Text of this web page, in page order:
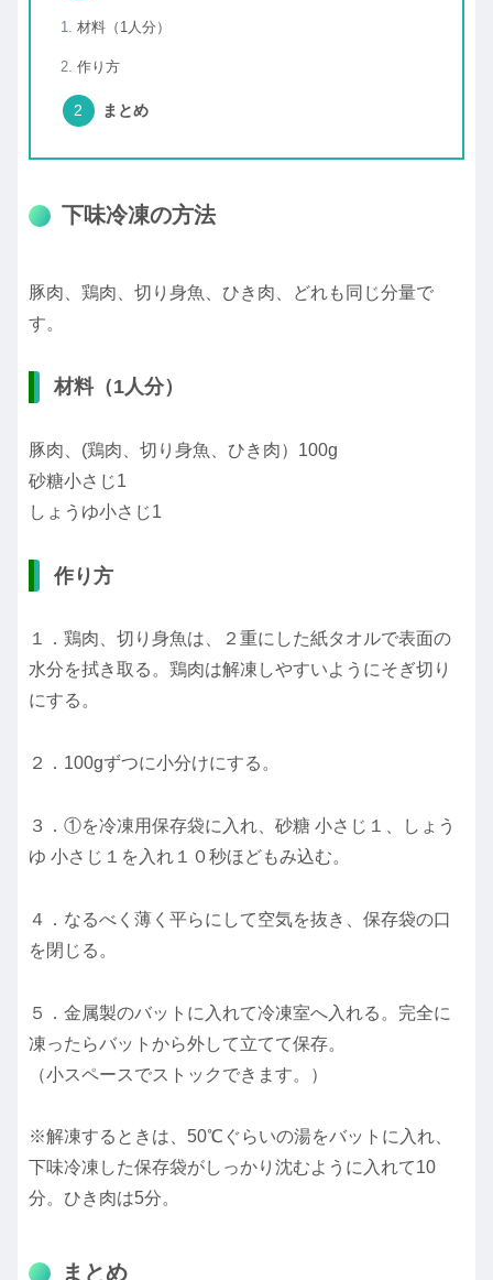
材料（1人分）
作り方
まとめ
下味冷凍の方法
豚肉、鶏肉、切り身魚、ひき肉、どれも同じ分量で
す。
材料（1人分）
豚肉、(鶏肉、切り身魚、ひき肉）100g
砂糖小さじ1
しょうゆ小さじ1
作り方
１．鶏肉、切り身魚は、２重にした紙タオルで表面の
水分を拭き取る。鶏肉は解凍しやすいようにそぎ切り
にする。
２．100gずつに小分けにする。
３．①を冷凍用保存袋に入れ、砂糖 小さじ１、しょう
ゆ 小さじ１を入れ１０秒ほどもみ込む。
４．なるべく薄く平らにして空気を抜き、保存袋の口
を閉じる。
５．金属製のバットに入れて冷凍室へ入れる。完全に
凍ったらバットから外して立てて保存。
（小スペースでストックできます。）
※解凍するときは、50℃ぐらいの湯をバットに入れ、
下味冷凍した保存袋がしっかり沈むように入れて10
分。ひき肉は5分。
まとめ